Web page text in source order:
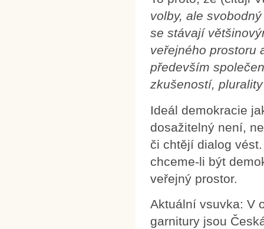
volby, ale
se stávají
veřejného prostoru
především
zkušeností,
Ideál demokracie
dosažitelný není,
či chtějí dialog
chceme-li být
veřejný prostor.
Aktuální vsuvka: V
garnitury jsou